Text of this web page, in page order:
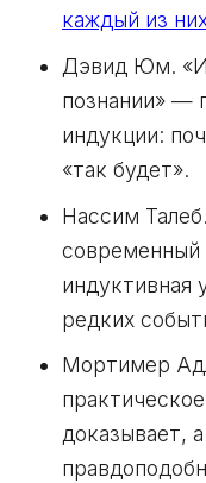
каждый из
Дэвид Юм.
познании» —
индукции:
«так будет».
Нассим
современный
индуктивная
редких
Мортимер
доказывает,